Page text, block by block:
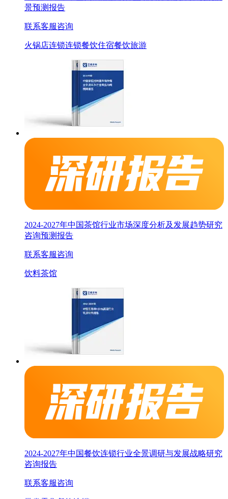
景预测报告
联系客服咨询
火锅店连锁连锁餐饮住宿餐饮旅游
2024-2027年中国茶馆行业市场深度分析及发展趋势研究
咨询预测报告
联系客服咨询
饮料茶馆
2024-2027年中国餐饮连锁行业全景调研与发展战略研究
咨询报告
联系客服咨询